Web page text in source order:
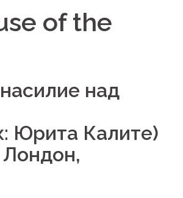
of the
над
Юрита Калите)